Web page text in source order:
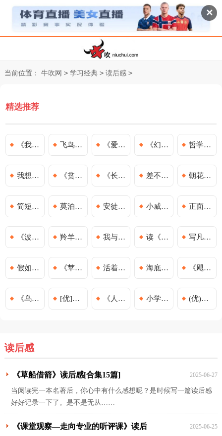
✕
当前位置： 牛吹网 > 学习经典 > 读后感 >
精选推荐
《我的野生动物朋友》读后感[优秀15篇] 飞鸟集读书心得 《爱的教育》读书心得 《幻想大王奇遇记》读后感 哲学史读后感
我想有个家的读后感 《贫穷的本质》读后感【通用】 《长安的荔枝》读后感 差不多先生传读后感 朝花夕拾读后感
简短的读书心得 莫泊桑项链读后感 安徒生童话读书心得 小威向前冲读后感 正面管教读书心得体会
《波西杰克逊》读后感 羚羊木雕读后感 我与地坛读后感 读《天蓝色的彼岸》读后感 写凡卡的读后感
假如给我三天光明的读后感 《苹果树上的外婆》读后感 活着读后感 海底两万里五年级读后感 《飓风掠过蔗田》读后感
《乌合之众：大众心理研究》读后感 [优]青鸟读后感3篇 《人生的逻辑》读后感 小学生城南旧事读后感 (优)《边城》读后感
读后感
《草船借箭》读后感[合集15篇] 2025-06-27
当阅读完一本名著后，你心中有什么感想呢？是时候写一篇读后感
好好记录一下了。是不是无从……
《课堂观察—走向专业的听评课》读后 2025-06-25